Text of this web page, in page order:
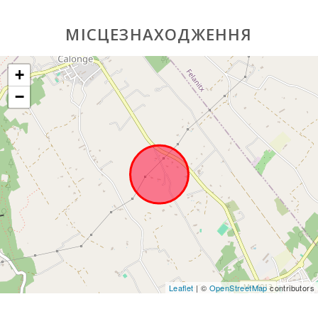
LIDL (км):
Водні види
спорту (км):
ПАРК МАЙОРКА
ДЖУНГЛІ (км):
Парк Катманду
(км):
Парк розваг -
Акваріум
Пальма (км):
Марінеленд-
Майорка (км):
Пляж Сон Бауло
МІСЦЕЗНАХОДЖЕННЯ
+
−
Leaflet| © OpenStreetMapcontributors